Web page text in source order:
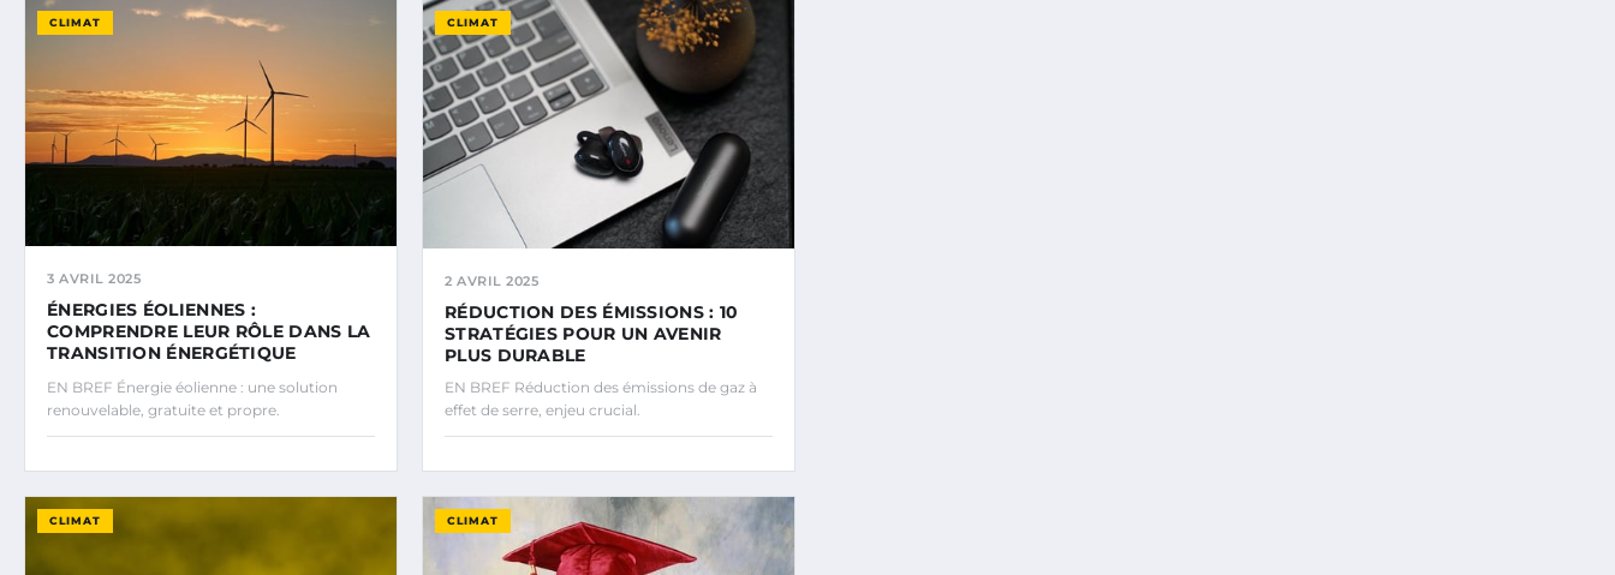
CLIMAT
3 AVRIL 2025
ÉNERGIES ÉOLIENNES :
COMPRENDRE LEUR RÔLE DANS LA
TRANSITION ÉNERGÉTIQUE
EN BREF Énergie éolienne : une solution
renouvelable, gratuite et propre.
CLIMAT
2 AVRIL 2025
RÉDUCTION DES ÉMISSIONS : 10
STRATÉGIES POUR UN AVENIR
PLUS DURABLE
EN BREF Réduction des émissions de gaz à
effet de serre, enjeu crucial.
CLIMAT CLIMAT